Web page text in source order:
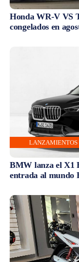
Honda WR-V VS
congelados en
LANZAMIENTOS
BMW lanza el X1
entrada al mundo